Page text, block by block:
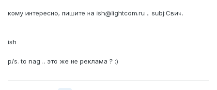
кому интересно, пишите на ish@lightcom.ru .. subj:Свич.
ish
p/s. to nag .. это же не реклама ? :)